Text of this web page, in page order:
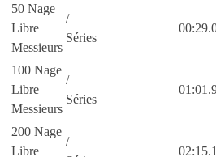
50 Nage
Libre
Messieurs
/
Séries
100 Nage
Libre
Messieurs
/
Séries
200 Nage
Libre
/